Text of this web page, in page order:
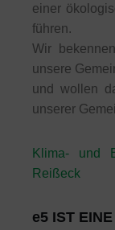
einer
führen.
Wir
unsere
und wollen
unserer
Klima- und
Reißeck
e5 IST